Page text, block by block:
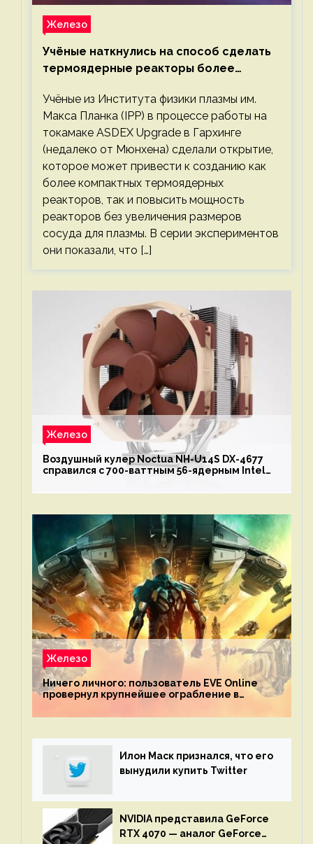
Железо
Учёные наткнулись на способ сделать
термоядерные реакторы более
Учёные из Института физики плазмы им.
Макса Планка (IPP) в процессе работы на
токамаке ASDEX Upgrade в Гархинге
(недалеко от Мюнхена) сделали открытие,
которое может привести к созданию как
более компактных термоядерных
реакторов, так и повысить мощность
реакторов без увеличения размеров
сосуда для плазмы. В серии экспериментов
они показали, что […]
Железо
Воздушный кулер Noctua NH-U14S DX-4677
справился с 700-ваттным 56-ядерным Intel
Железо
Ничего личного: пользователь EVE Online
провернул крупнейшее ограбление в
механике
Илон Маск признался, что его
вынудили купить Twitter
NVIDIA представила GeForce
RTX 4070 — аналог GeForce